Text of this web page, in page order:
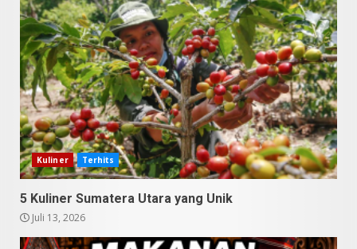
Kuliner Terhits
5 Kuliner Sumatera Utara yang Unik
Juli 13, 2026
3
9 Makanan Batak yang Wajib
Diketahui! Budaya Batak yang
Jarang Dipahami Orang
Indonesia
Juni 25, 2026